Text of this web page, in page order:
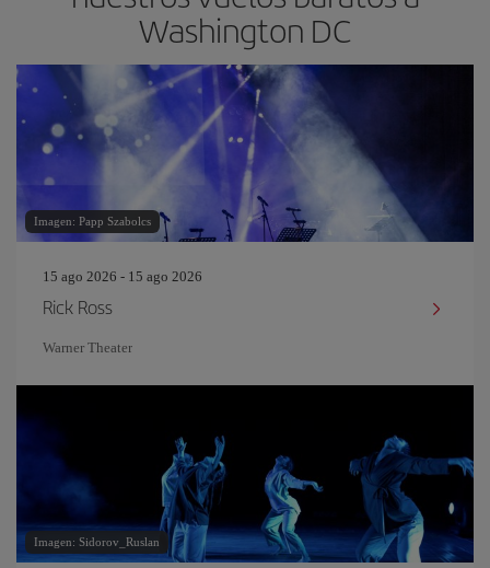
Washington DC
Imagen: Papp Szabolcs
15 ago 2026 - 15 ago 2026
Rick Ross
Warner Theater
Imagen: Sidorov_Ruslan